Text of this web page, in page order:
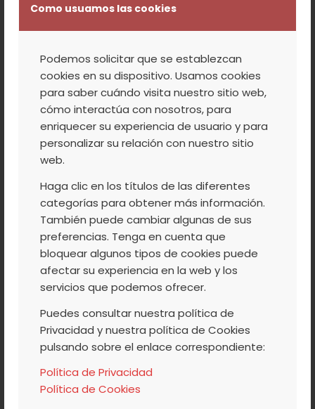
Como usuamos las cookies
Podemos solicitar que se establezcan
cookies en su dispositivo. Usamos cookies
para saber cuándo visita nuestro sitio web,
cómo interactúa con nosotros, para
enriquecer su experiencia de usuario y para
personalizar su relación con nuestro sitio
web.
Haga clic en los títulos de las diferentes
categorías para obtener más información.
También puede cambiar algunas de sus
preferencias. Tenga en cuenta que
bloquear algunos tipos de cookies puede
afectar su experiencia en la web y los
servicios que podemos ofrecer.
Puedes consultar nuestra política de
Privacidad y nuestra política de Cookies
pulsando sobre el enlace correspondiente:
Política de Privacidad
Política de Cookies
YA ESTÁN EN EL
PRIMERAS CEREZAS
CERTIFICADAS DEL
JERTE
El Consejo Regulador de la Denominación
de Origen Protegida Cereza del Jerte ha
comenzado a certificar las primeras
cerezas de esta campaña. Se trata de la
variedad Navalinda, la única que teniendo
pedúnculo está certificada como Cereza
del Jerte.